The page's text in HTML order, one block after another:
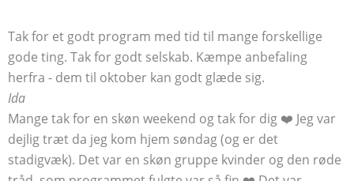
Tak for et godt program med tid til mange forskellige
gode ting. Tak for godt selskab. Kæmpe anbefaling
herfra - dem til oktober kan godt glæde sig.
Ida
Mange tak for en skøn weekend og tak for dig ❤️ Jeg var
dejlig træt da jeg kom hjem søndag (og er det
stadigvæk). Det var en skøn gruppe kvinder og den røde